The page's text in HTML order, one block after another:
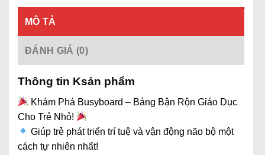
MÔ TẢ
ĐÁNH GIÁ (0)
Thông tin Ksản phẩm
Khám Phá Busyboard – Bảng Bận Rộn Giáo Dục
Cho Trẻ Nhỏ!
Giúp trẻ phát triển trí tuệ và vận động não bộ một
cách tự nhiên nhất!